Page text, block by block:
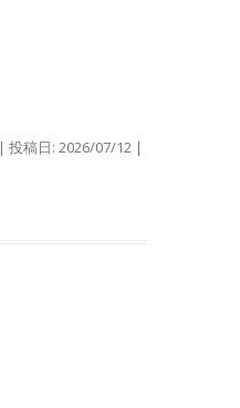
| 投稿日: 2026/07/12 |